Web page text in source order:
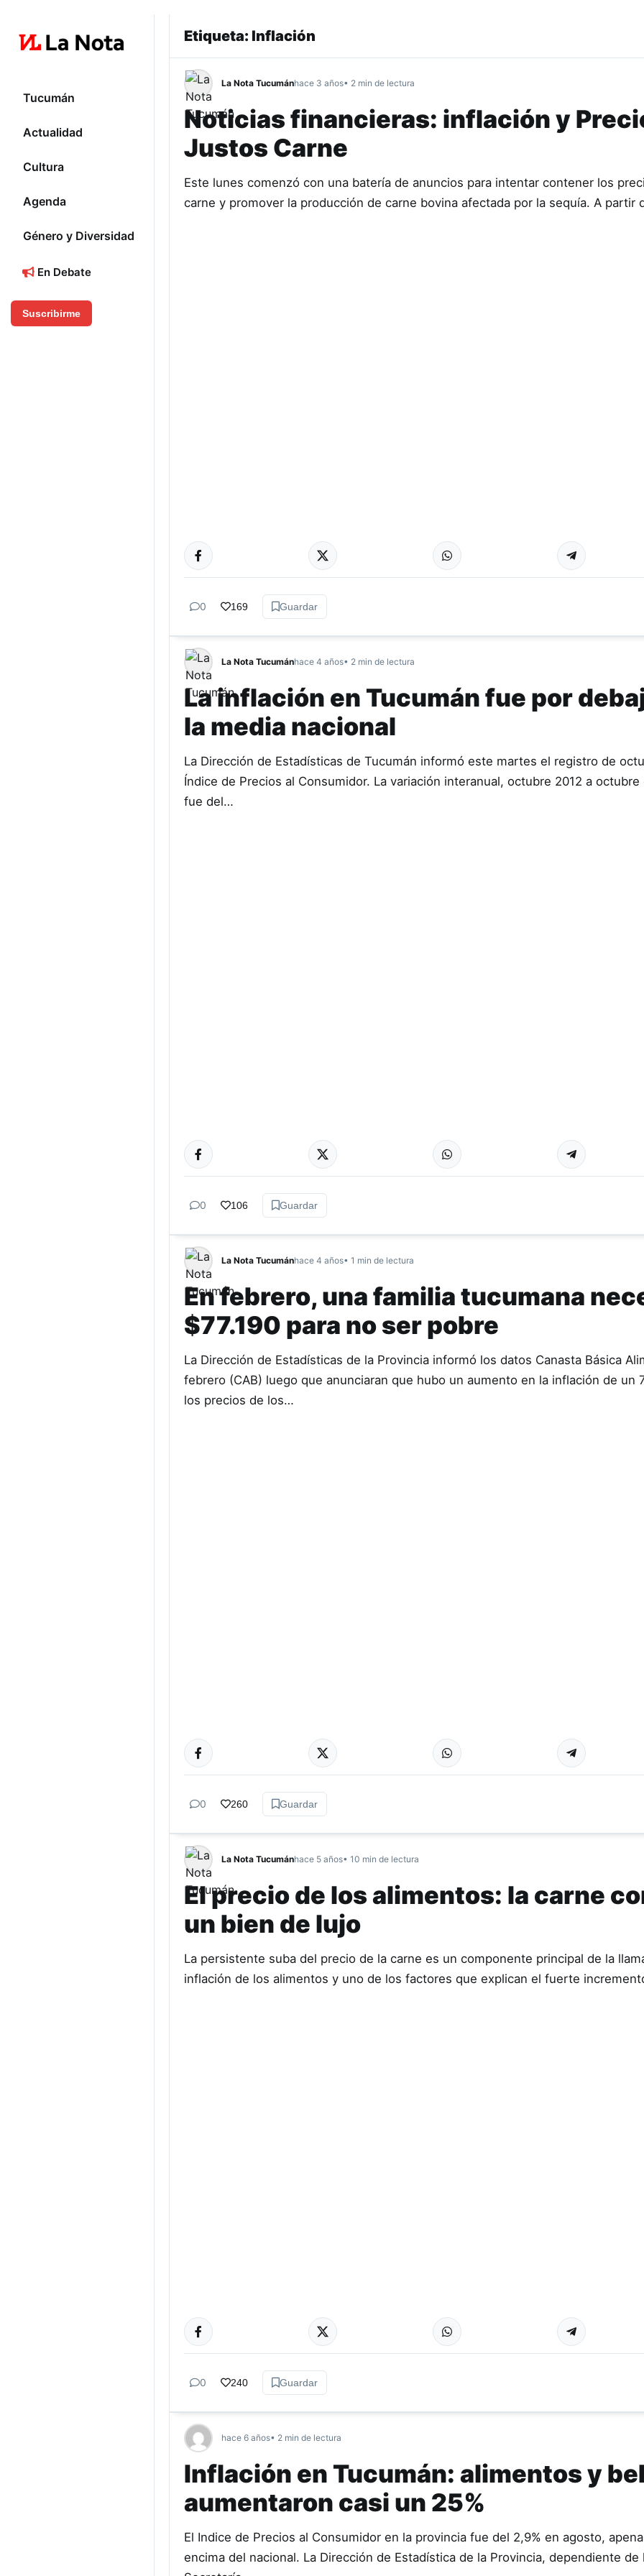
Tucumán
Actualidad
Cultura
Agenda
Género y Diversidad
En Debate
Suscribirme
Etiqueta: Inflación
La Nota Tucumánhace 3 años• 2 min de lectura
Noticias financieras: inflación y
Justos Carne
Este lunes comenzó con una batería de anuncios para intentar contener los
carne y promover la producción de carne bovina afectada por la sequía. A partir
NACIONALES
0 169 Guardar
La Nota Tucumánhace 4 años• 2 min de lectura
La inflación en Tucumán fue por
la media nacional
La Dirección de Estadísticas de Tucumán informó este martes el registro de
Índice de Precios al Consumidor. La variación interanual, octubre 2012 a
fue del…
ACTUALIDAD
0 106 Guardar
La Nota Tucumánhace 4 años• 1 min de lectura
En febrero, una familia tucumana
$77.190 para no ser pobre
La Dirección de Estadísticas de la Provincia informó los datos Canasta Básica
febrero (CAB) luego que anunciaran que hubo un aumento en la inflación de un
los precios de los…
TUCUMÁN
0 260 Guardar
La Nota Tucumánhace 5 años• 10 min de lectura
El precio de los alimentos: la carne
un bien de lujo
La persistente suba del precio de la carne es un componente principal de la
inflación de los alimentos y uno de los factores que explican el fuerte
ACTUALIDAD
0 240 Guardar
hace 6 años• 2 min de lectura
Inflación en Tucumán: alimentos y
aumentaron casi un 25%
El Indice de Precios al Consumidor en la provincia fue del 2,9% en agosto,
encima del nacional. La Dirección de Estadística de la Provincia, dependiente de